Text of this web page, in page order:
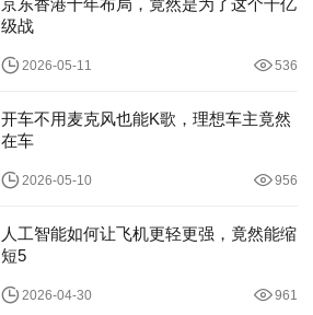
京东香港十年布局，竟然是为了这个千亿
级战
2026-05-11 536
开车不用麦克风也能K歌，理想车主竟然
在车
2026-05-10 956
人工智能如何让飞机更轻更强，竟然能缩
短5
2026-04-30 961